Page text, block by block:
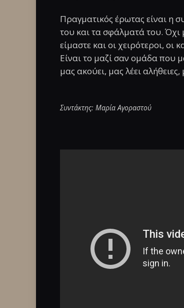
Πραγματικός έρωτας είναι η
του και τα σφάλματά του. Όχι
είμαστε και οι χειρότεροι, οι
Είναι το μαζί σαν ομάδα που
μας ακούει, μας λέει
Συντάκτης: Μαρία Αγοραστού